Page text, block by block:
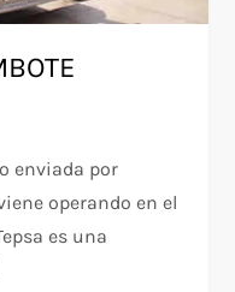
enviada por
operando en el
es una